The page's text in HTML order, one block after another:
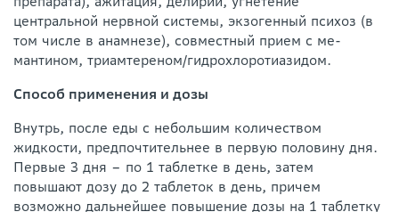
центральной нервной системы, экзогенный психоз (в
том числе в анамнезе), совместный прием с ме-
мантином, триамтереном/гидрохлоротиазидом.
Способ применения и дозы
Внутрь, после еды с небольшим количеством
жидкости, предпочтительнее в первую половину дня.
Первые 3 дня – по 1 таблетке в день, затем
повышают дозу до 2 таблеток в день, причем
возможно дальнейшее повышение дозы на 1 таблетку